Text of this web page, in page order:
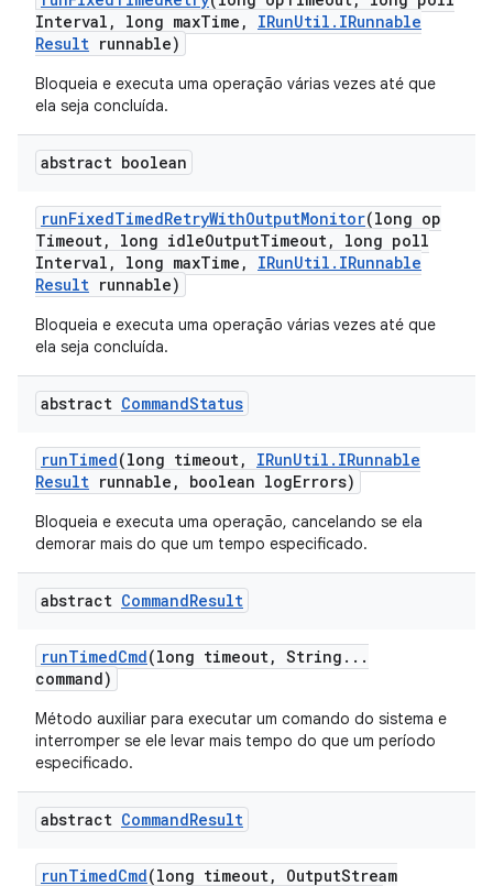
Interval , long maxTime , IRunUtil . IRunnable
Result runnable)
Bloqueia e executa uma operação várias vezes até que
ela seja concluída.
abstract boolean
runFixedTimedRetryWithOutputMonitor(long op
Timeout, long idleOutputTimeout,
long poll
Interval , long maxTime , IRunUtil . IRunnable
Result runnable)
Bloqueia e executa uma operação várias vezes até que
ela seja concluída.
abstract CommandStatus
runTimed(long timeout, IRunUtil . IRunnable
Result runnable , boolean logErrors)
Bloqueia e executa uma operação, cancelando se ela
demorar mais do que um tempo especificado.
abstract CommandResult
runTimedCmd(long timeout, String . . .
command)
Método auxiliar para executar um comando do sistema e
interromper se ele levar mais tempo do que um período
especificado.
abstract CommandResult
runTimedCmd(long timeout, OutputStream